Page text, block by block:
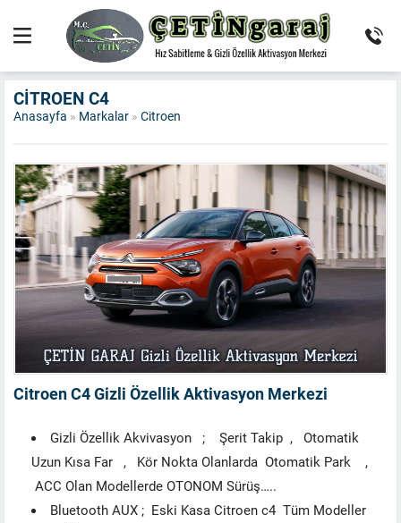
CITROEN C4
Anasayfa » Markalar » Citroen
Citroen C4 Gizli Özellik Aktivasyon Merkezi
Gizli Özellik Akvivasyon ; Şerit Takip , Otomatik
Uzun Kısa Far , Kör Nokta Olanlarda Otomatik Park ,
ACC Olan Modellerde OTONOM Sürüş…..
Bluetooth AUX ; Eski Kasa Citroen c4 Tüm Modeller